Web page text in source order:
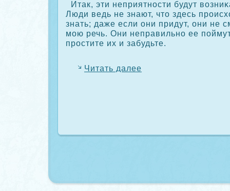
Итак, эти неприятности будут
Люди ведь не знают, что здесь
знать; даже если они придут, они не
мою речь. Они неправильно ее
простите их и забудьте.
Читать далее